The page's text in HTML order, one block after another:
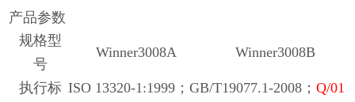
产品参数
规格型
号
Winner3008A Winner3008B
执行标 ISO 13320-1:1999；GB/T19077.1-2008； Q/01